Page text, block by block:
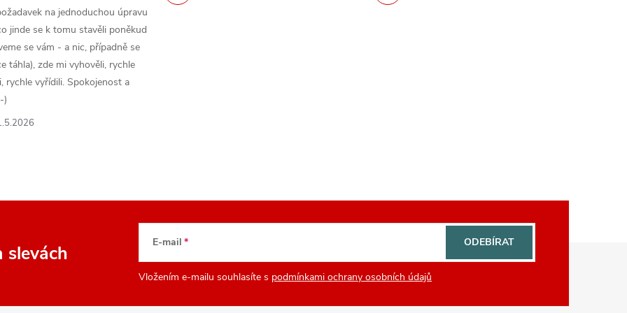
na jednoduchou úpravu
jinde se k tomu stavěli poněkud
se vám - a nic, případně se
táhla), zde mi vyhověli, rychle
rychle vyřídili. Spokojenost a
)
slevách E-mail
Vložením e-mailu souhlasíte s podmínkami ochrany osobních údajů
ODEBÍRAT